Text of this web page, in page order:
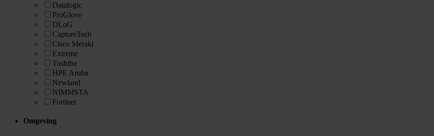
Datalogic
ProGlove
DLoG
CaptureTech
Cisco Meraki
Extreme
Toshiba
HPE Aruba
Newland
NIMMSTA
Fortinet
Omgeving